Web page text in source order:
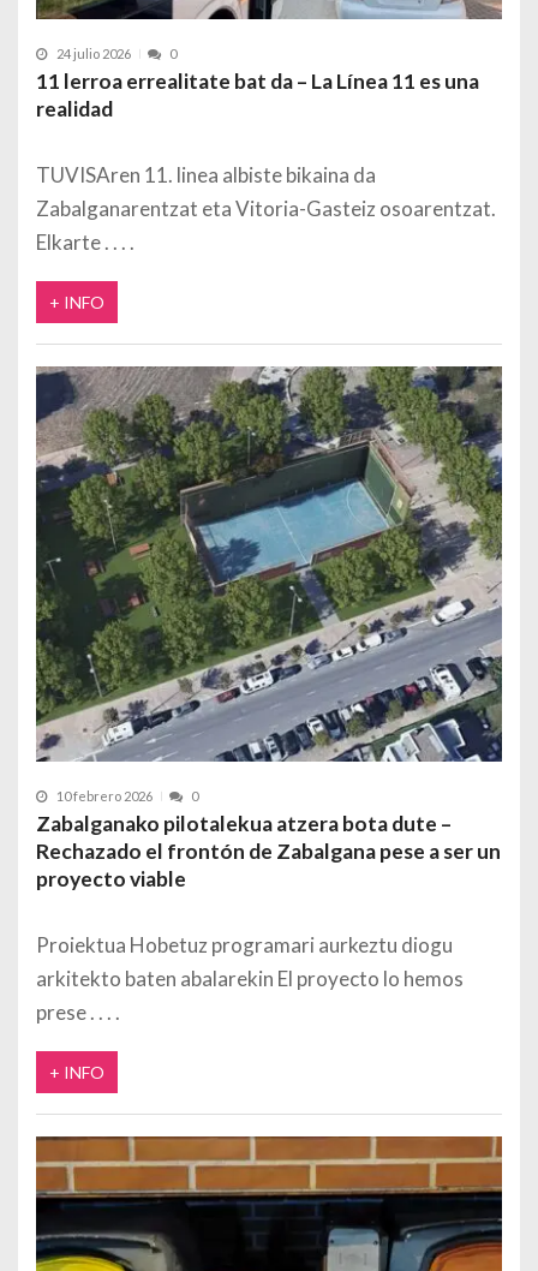
24 julio 2026 0
11 lerroa errealitate bat da – La Línea 11 es una
realidad
TUVISAren 11. linea albiste bikaina da
Zabalganarentzat eta Vitoria-Gasteiz osoarentzat.
Elkarte
+ INFO
10 febrero 2026 0
Zabalganako pilotalekua atzera bota dute –
Rechazado el frontón de Zabalgana pese a ser un
proyecto viable
Proiektua Hobetuz programari aurkeztu diogu
arkitekto baten abalarekin El proyecto lo hemos
prese
+ INFO